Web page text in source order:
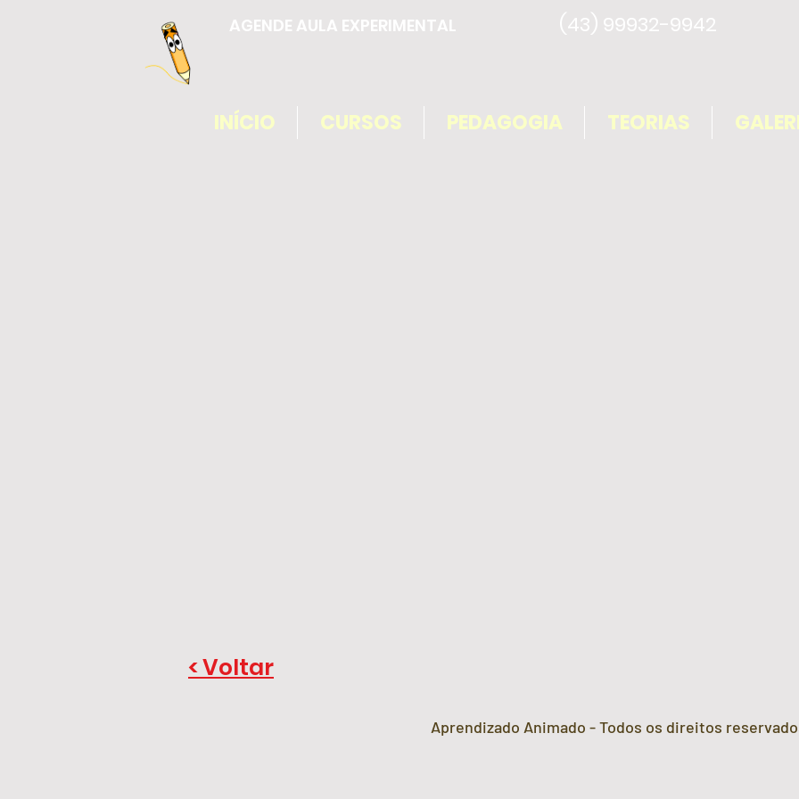
AGENDE AULA EXPERIMENTAL (43) 99932-9942
INÍCIO CURSOS PEDAGOGIA TEORIAS
< Voltar
Aprendizado Animado - Todos os direitos